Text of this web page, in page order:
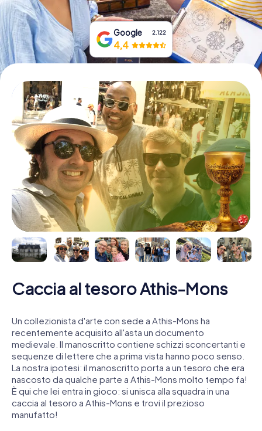
Google 2.122
4,4
Caccia al tesoro Athis-Mons
Un collezionista d'arte con sede a Athis-Mons ha
recentemente acquisito all'asta un documento
medievale. Il manoscritto contiene schizzi sconcertanti e
sequenze di lettere che a prima vista hanno poco senso.
La nostra ipotesi: il manoscritto porta a un tesoro che era
nascosto da qualche parte a Athis-Mons molto tempo fa!
È qui che lei entra in gioco: si unisca alla squadra in una
caccia al tesoro a Athis-Mons e trovi il prezioso
manufatto!